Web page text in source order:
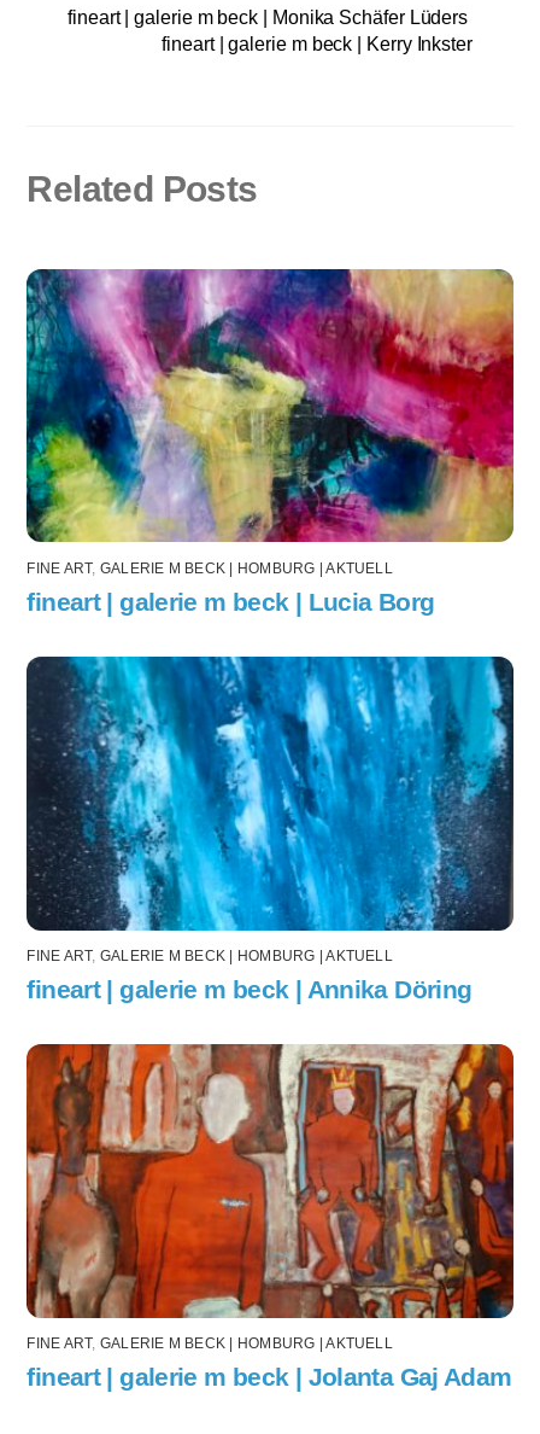
fineart | galerie m beck | Monika Schäfer Lüders
fineart | galerie m beck | Kerry Inkster
Related Posts
FINE ART, GALERIE M BECK | HOMBURG | AKTUELL
fineart | galerie m beck | Lucia Borg
FINE ART, GALERIE M BECK | HOMBURG | AKTUELL
fineart | galerie m beck | Annika Döring
FINE ART, GALERIE M BECK | HOMBURG | AKTUELL
fineart | galerie m beck | Jolanta Gaj Adam